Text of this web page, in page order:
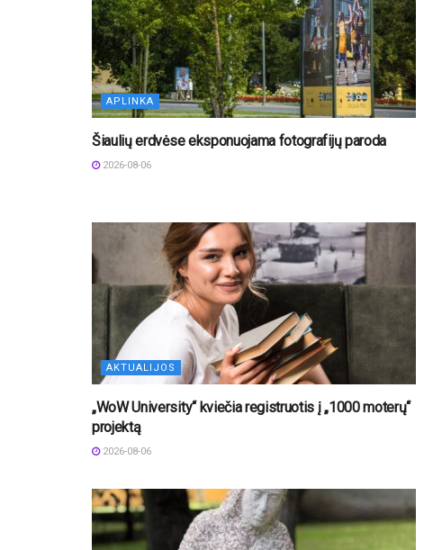
APLINKA
Šiaulių erdvėse eksponuojama fotografijų paroda
2026-08-06
AKTUALIJOS
„WoW University“ kviečia registruotis į „1000 moterų“
projektą
2026-08-06